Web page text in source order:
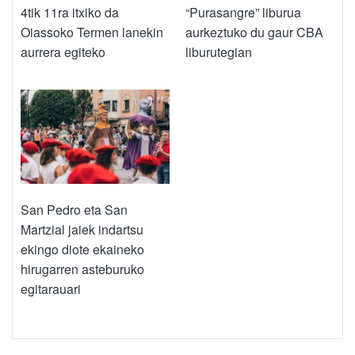
4tik 11ra itxiko da
Oiassoko Termen lanekin
aurrera egiteko
“Purasangre” liburua
aurkeztuko du gaur CBA
liburutegian
San Pedro eta San
Martzial jaiek indartsu
ekingo diote ekaineko
hirugarren asteburuko
egitarauari